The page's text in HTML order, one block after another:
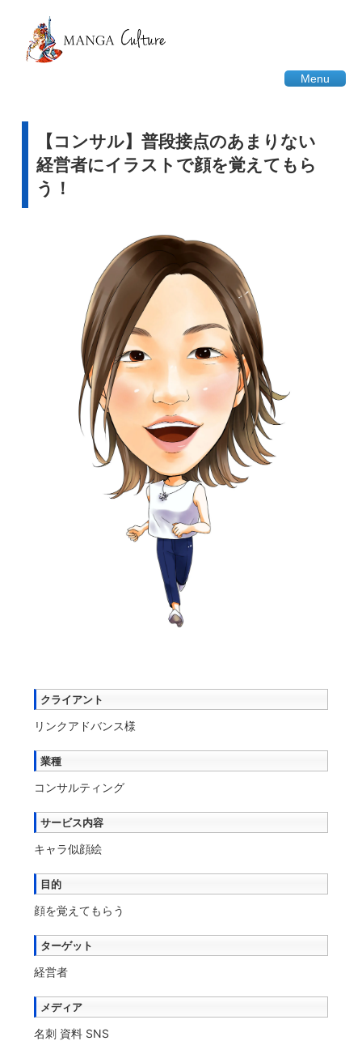
Menu
【コンサル】普段接点のあまりない
経営者にイラストで顔を覚えてもら
う！
クライアント
リンクアドバンス様
業種
コンサルティング
サービス内容
キャラ似顔絵
目的
顔を覚えてもらう
ターゲット
経営者
メディア
名刺 資料 SNS